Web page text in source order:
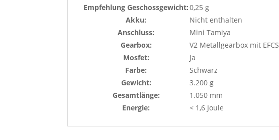
Empfehlung Geschossgewicht:0,25 g
Akku:
Nicht enthalten
Anschluss:
Mini Tamiya
Gearbox:
V2 Metallgearbox mit EFCS
Mosfet:
Ja
Farbe:
Schwarz
Gewicht:
3.200 g
Gesamtlänge:
1.050 mm
Energie:
< 1,6 Joule